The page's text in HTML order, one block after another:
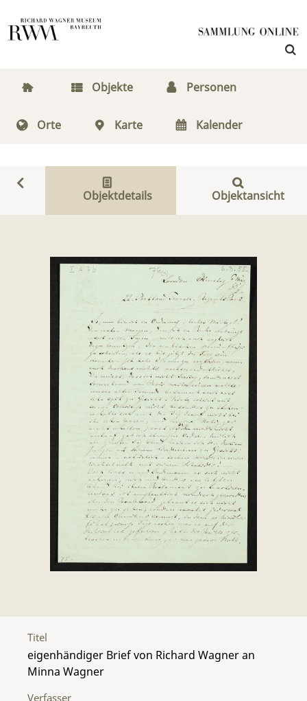
Objekte Personen
Orte Karte Kalender
Objektdetails Objektansicht
Titel
eigenhändiger Brief von Richard Wagner an
Minna Wagner
Verfasser